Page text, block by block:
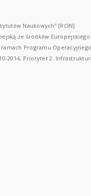
Naukowych” [RCIN]
ze środków Europejskiego
Programu Operacyjnego
2014, Priorytet 2.